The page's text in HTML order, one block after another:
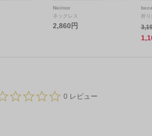
Nei/nor
ネックレス
2,860円
折り
0.
00 レビュー